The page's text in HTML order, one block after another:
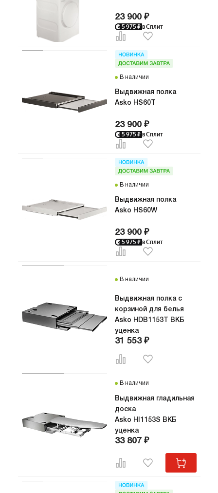
23 900 ₽
5 975 ₽ в Сплит
В наличии
Выдвижная полка
Asko HS60T
23 900 ₽
5 975 ₽ в Сплит
В наличии
Выдвижная полка
Asko HS60W
23 900 ₽
5 975 ₽ в Сплит
Производство
В наличии
Выдвижная полка с
корзиной для белья
Asko HDB1153T ВКБ
уценка
31 553 ₽
Словения
В наличии
Выдвижная гладильная
доска
Asko HI1153S ВКБ
уценка
33 807 ₽